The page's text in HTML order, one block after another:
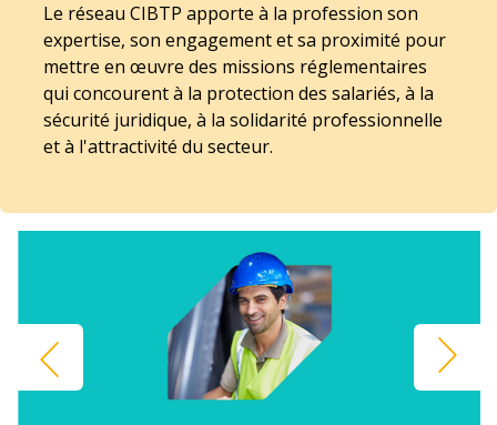
Le réseau CIBTP apporte à la profession son
expertise, son engagement et sa proximité pour
mettre en œuvre des missions réglementaires
qui concourent à la protection des salariés, à la
sécurité juridique, à la solidarité professionnelle
et à l'attractivité du secteur.
Précédent Suivant